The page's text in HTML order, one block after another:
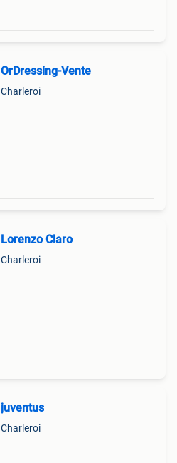
OrDressing-Vente
Charleroi
Lorenzo Claro
Charleroi
juventus
Charleroi